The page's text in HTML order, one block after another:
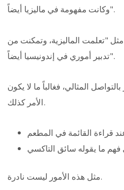
وكانت مفهومة في ماليزيا أيضاً".
"تعلمت الماليزية، وتمكنت من
تدبير أموري في إندونيسيا أيضاً".
المثالي، فغالباً ما لا يكون
الأمر كذلك.
قراءة القائمة في المطعم
ما يقوله سائق التاكسي
مثل هذه الأمور ليست نادرة.